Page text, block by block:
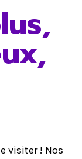
visiter ! Nos